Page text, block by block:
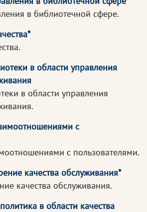
в библиотечной сфере.
в области управления
в области управления
с
с пользователями.
качества обслуживания*
качества обслуживания.
в области качества